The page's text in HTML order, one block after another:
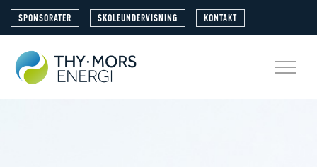
SPONSORATER SKOLEUNDERVISNING KONTAKT